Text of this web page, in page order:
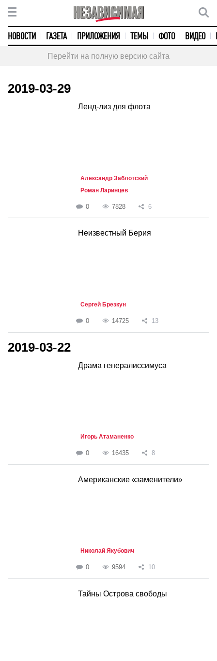
НОВОСТИ ГАЗЕТА ПРИЛОЖЕНИЯ ТЕМЫ ФОТО ВИДЕО
Перейти на полную версию сайта
2019-03-29
Ленд-лиз для флота
Александр Заблотский
Роман Ларинцев
0 7828 6
Неизвестный Берия
Сергей Брезкун
0 14725 13
2019-03-22
Драма генералиссимуса
Игорь Атаманенко
0 16435 8
Американские «заменители»
Николай Якубович
0 9594 10
Тайны Острова свободы